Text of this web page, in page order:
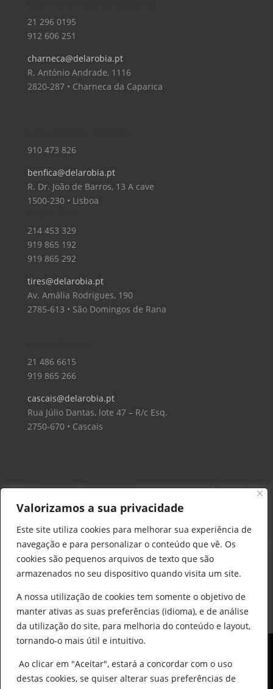
Valorizamos a sua privacidade
Este site utiliza cookies para melhorar sua experiência de
navegação e para personalizar o conteúdo que vê. Os
cookies são pequenos arquivos de texto que são
armazenados no seu dispositivo quando visita um site.
A nossa utilização de cookies tem somente o objetivo de
manter ativas as suas preferências (idioma), e de análise
da utilização do site, para melhoria do conteúdo e layout,
tornando-o mais útil e intuitivo.
Ao clicar em "Aceitar", estará a concordar com o uso
destas cookies, se quiser alterar suas preferências de
21 296 0195
912 606 251
charneca@delarobia.pt
R. António Andrade, 1116
2820-287 • Charneca da Caparica
910 473 826
benfica@delarobia.pt
R. Dr. João de Barros, 13 A cave
1500-230 • Lisboa
214 453 329
919 865 192
919 865 292
tires@delarobia.pt
Av. Amália Rodrigues, 190
2785-613 • São Domingos de Rana
21 486 6615
919 865 266
cascais@delarobia.pt
Rua Júlio Dantas, lote 47 – R/c Esq.
2750-670 • Cascais
Delarobia – Construção
912 441 514
construcao@delarobia.pt
R. António Andrade, 1171
2820-287 • Charneca de Caparica